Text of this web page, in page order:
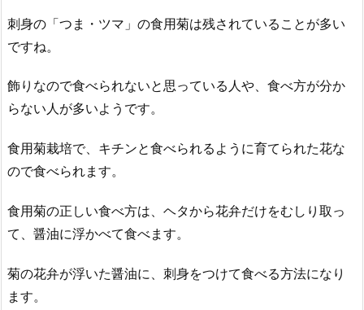
刺身の「つま・ツマ」の食用菊は残されていることが多い
ですね。
飾りなので食べられないと思っている人や、食べ方が分か
らない人が多いようです。
食用菊栽培で、キチンと食べられるように育てられた花な
ので食べられます。
食用菊の正しい食べ方は、ヘタから花弁だけをむしり取っ
て、醤油に浮かべて食べます。
菊の花弁が浮いた醤油に、刺身をつけて食べる方法になり
ます。